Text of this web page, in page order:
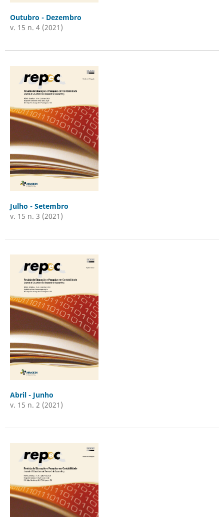
Outubro - Dezembro
v. 15 n. 4 (2021)
Julho - Setembro
v. 15 n. 3 (2021)
Abril - Junho
v. 15 n. 2 (2021)